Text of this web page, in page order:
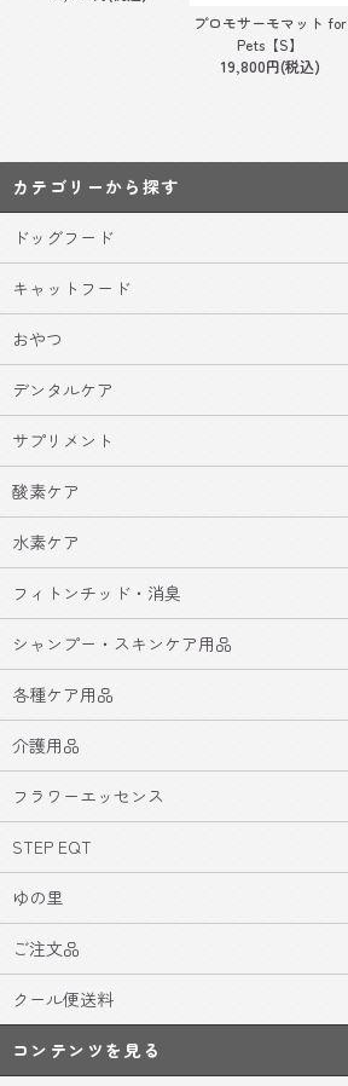
プロモサーモマット for
Pets【S】
19,800円(税込)
カテゴリーから探す
ドッグフード
キャットフード
おやつ
デンタルケア
サプリメント
酸素ケア
水素ケア
フィトンチッド・消臭
シャンプー・スキンケア用品
各種ケア用品
介護用品
フラワーエッセンス
STEP EQT
ゆの里
ご注文品
クール便送料
コンテンツを見る